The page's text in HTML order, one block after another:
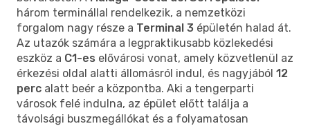
három terminállal rendelkezik, a nemzetközi
forgalom nagy része a Terminal 3 épületén halad át.
Az utazók számára a legpraktikusabb közlekedési
eszköz a C1-es elővárosi vonat, amely közvetlenül az
érkezési oldal alatti állomásról indul, és nagyjából 12
perc alatt beér a központba. Aki a tengerparti
városok felé indulna, az épület előtt találja a
távolsági buszmegállókat és a folyamatosan